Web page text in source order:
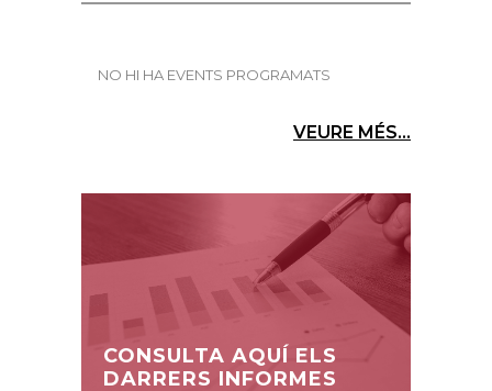
5 d'agost de 2026
juliol malgrat el bon comportament
Activitats
NO HI HA EVENTS PROGRAMATS